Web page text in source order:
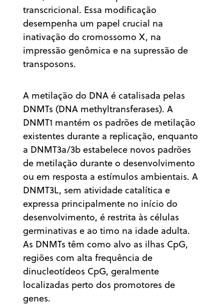
transcricional. Essa modificação
desempenha um papel crucial na
inativação do cromossomo X, na
impressão genômica e na supressão de
transposons.
A metilação do DNA é catalisada pelas
DNMTs (DNA methyltransferases). A
DNMT1 mantém os padrões de metilação
existentes durante a replicação, enquanto
a DNMT3a/3b estabelece novos padrões
de metilação durante o desenvolvimento
ou em resposta a estímulos ambientais. A
DNMT3L, sem atividade catalítica e
expressa principalmente no início do
desenvolvimento, é restrita às células
germinativas e ao timo na idade adulta.
As DNMTs têm como alvo as ilhas CpG,
regiões com alta frequência de
dinucleotídeos CpG, geralmente
localizadas perto dos promotores de
genes.